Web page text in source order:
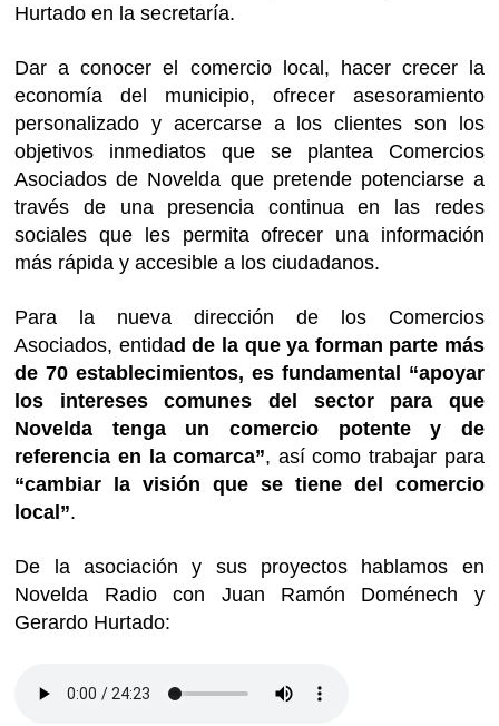
Hurtado en la secretaría.
Dar a conocer el comercio local, hacer crecer la
economía del municipio, ofrecer asesoramiento
personalizado y acercarse a los clientes son los
objetivos inmediatos que se plantea Comercios
Asociados de Novelda que pretende potenciarse a
través de una presencia continua en las redes
sociales que les permita ofrecer una información
más rápida y accesible a los ciudadanos.
Para la nueva dirección de los Comercios
Asociados, entidad de la que ya forman parte más
de 70 establecimientos, es fundamental “apoyar
los intereses comunes del sector para que
Novelda tenga un comercio potente y de
referencia en la comarca”, así como trabajar para
“cambiar la visión que se tiene del comercio
local”.
De la asociación y sus proyectos hablamos en
Novelda Radio con Juan Ramón Doménech y
Gerardo Hurtado: